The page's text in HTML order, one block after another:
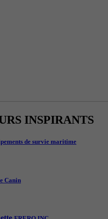
INSPIRANTS
de survie maritime
Canin